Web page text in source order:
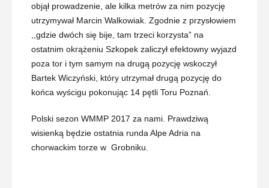
objął prowadzenie, ale kilka metrów za nim pozycję
utrzymywał Marcin Walkowiak. Zgodnie z przysłowiem
,,gdzie dwóch się bije, tam trzeci korzysta” na
ostatnim okrążeniu Szkopek zaliczył efektowny wyjazd
poza tor i tym samym na drugą pozycję wskoczył
Bartek Wiczyński, który utrzymał drugą pozycję do
końca wyścigu pokonując 14 pętli Toru Poznań.
Polski sezon WMMP 2017 za nami. Prawdziwą
wisienką będzie ostatnia runda Alpe Adria na
chorwackim torze w Grobniku.